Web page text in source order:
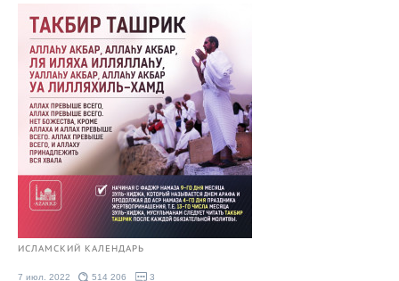
ИСЛАМСКИЙ КАЛЕНДАРЬ
7 июл. 2022 514 206 3